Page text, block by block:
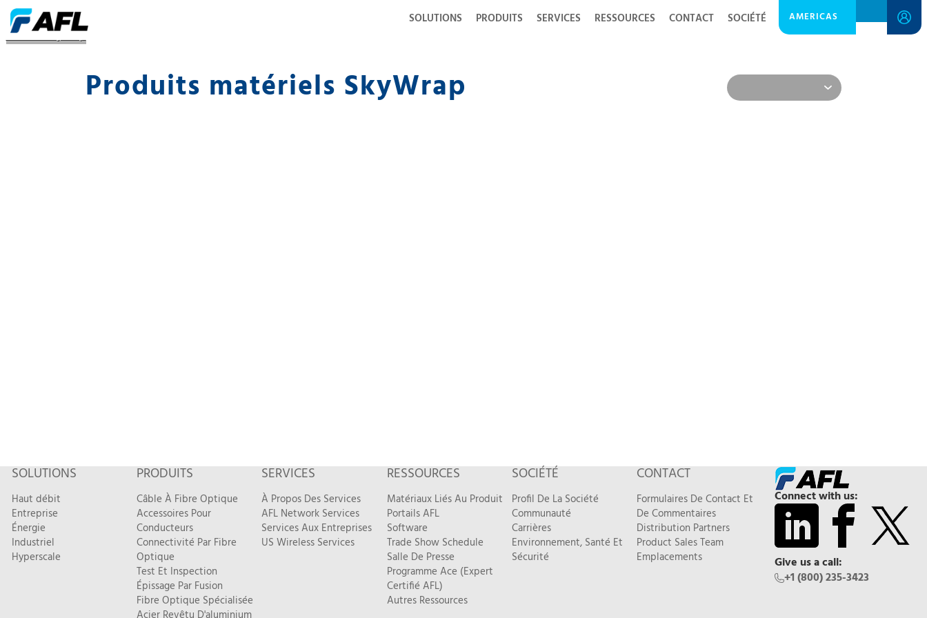
SOLUTIONS PRODUITS SERVICES RESSOURCES CONTACT SOCIÉTÉ AMERICAS
Matériel SkyWrap
Produits matériels SkyWrap
SOLUTIONS
Haut débit
Entreprise
Énergie
Industriel
Hyperscale
PRODUITS
Câble À Fibre Optique
Accessoires Pour
Conducteurs
Connectivité Par Fibre
Optique
Test Et Inspection
Épissage Par Fusion
Fibre Optique Spécialisée
SERVICES
À Propos Des Services
AFL Network Services
Services Aux Entreprises
US Wireless Services
RESSOURCES
Matériaux Liés Au Produit
Portails AFL
Software
Trade Show Schedule
Salle De Presse
Programme Ace (Expert
Certifié AFL)
Autres Ressources
SOCIÉTÉ
Profil De La Société
Communauté
Carrières
Environnement, Santé Et
Sécurité
CONTACT
Formulaires De Contact Et
De Commentaires
Distribution Partners
Product Sales Team
Emplacements
Connect with us:
Give us a call:
+1 (800) 235-3423